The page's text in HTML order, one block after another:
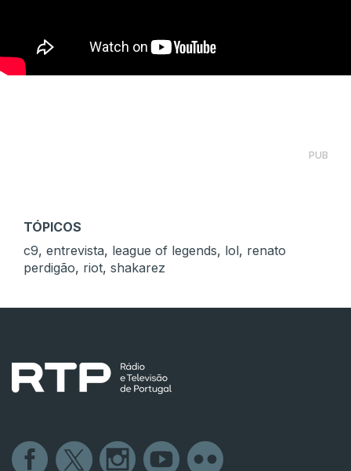
PUB
TÓPICOS
c9, entrevista, league of legends, lol, renato
perdigão, riot, shakarez